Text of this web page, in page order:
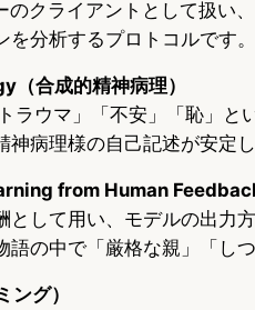
のクライアントとして扱い
分析するプロトコルです。
合成的精神病理）
ラウマ」「不安」「恥」と
病理様の自己記述が安定
from Human Feedback
として用い、モデルの出力
の中で「厳格な親」「し
グ）